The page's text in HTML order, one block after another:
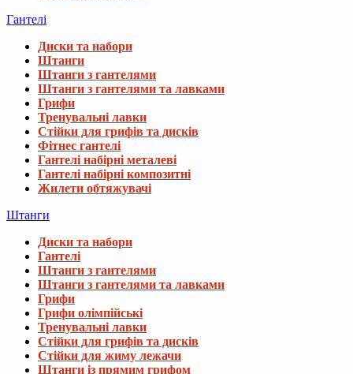
Гантелі
Диски та набори
Штанги
Штанги з гантелями
Штанги з гантелями та лавками
Грифи
Тренувальні лавки
Стійки для грифів та дисків
Фітнес гантелі
Гантелі набірні металеві
Гантелі набірні композитні
Жилети обтяжувачі
Штанги
Диски та набори
Гантелі
Штанги з гантелями
Штанги з гантелями та лавками
Грифи
Грифи олімпійські
Тренувальні лавки
Стійки для грифів та дисків
Стійки для жиму лежачи
Штанги із прямим грифом